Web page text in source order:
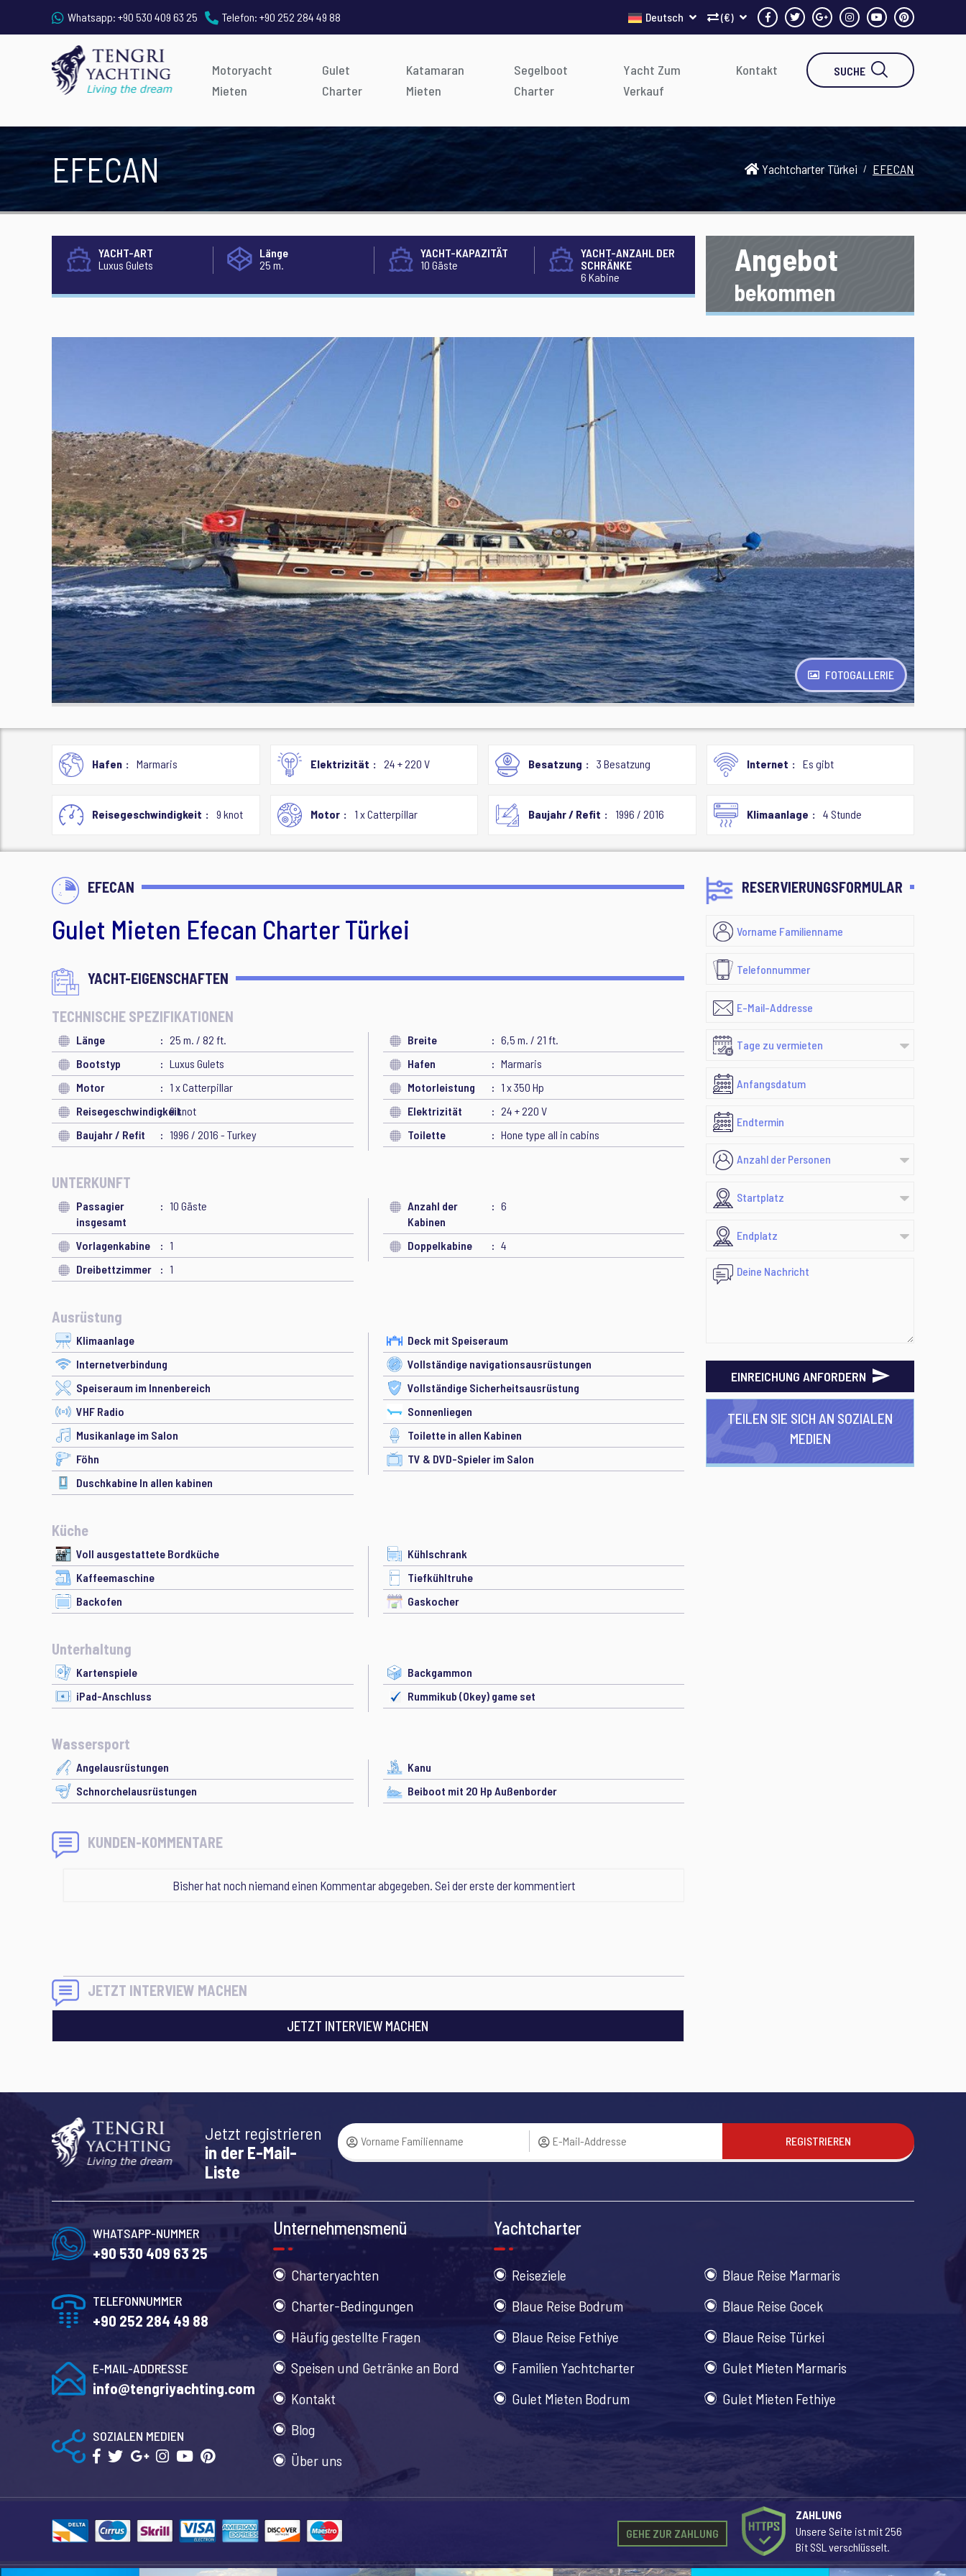
Whatsapp: +90 530 409 63 25 Telefon: +90 252 284 49 88 (€)
Deutsch
Motoryacht
Mieten
Gulet
Charter
Katamaran
Mieten
Segelboot
Charter
Yacht Zum
Verkauf
Kontakt SUCHE
EFECAN Yachtcharter Türkei EFECAN
YACHT-ART
Luxus Gulets
Länge
25 m.
YACHT-KAPAZITÄT
10 Gäste
YACHT-ANZAHL DER
SCHRÄNKE
6 Kabine
Angebot
bekommen
FOTOGALLERIE
Hafen Marmaris Elektrizität 24 + 220 V Besatzung 3 Besatzung Internet Es gibt
Reisegeschwindigkeit 9 knot Motor 1 x Catterpillar Baujahr / Refit 1996 / 2016 Klimaanlage 4 Stunde
EFECAN
Gulet Mieten Efecan Charter Türkei
YACHT-EIGENSCHAFTEN
TECHNISCHE SPEZIFIKATIONEN
Länge 25 m. / 82 ft. Breite
6,5 m. / 21 ft.
Bootstyp
Luxus Gulets Hafen
Marmaris
Motor
1 x Catterpillar Motorleistung
1 x 350 Hp
Reisegeschwindigkeit9 knot Elektrizität
24 + 220 V
Baujahr / Refit
1996 / 2016 - Turkey Toilette Hone type all in cabins
UNTERKUNFT
Passagier
insgesamt
10 Gäste
Anzahl der
Kabinen
6
Vorlagenkabine 1 Doppelkabine
4
Dreibettzimmer
1
Ausrüstung
Klimaanlage
Deck mit Speiseraum
Internetverbindung
Vollständige navigationsausrüstungen
Speiseraum im Innenbereich
Vollständige Sicherheitsausrüstung
VHF Radio
Sonnenliegen
Musikanlage im Salon
Toilette in allen Kabinen
Föhn
TV & DVD-Spieler im Salon
Duschkabine In allen kabinen
Küche
Voll ausgestattete Bordküche
Kühlschrank
Kaffeemaschine
Tiefkühltruhe
Backofen
Gaskocher
Unterhaltung
Kartenspiele
Backgammon
iPad-Anschluss
Rummikub (Okey) game set
Wassersport
Angelausrüstungen
Kanu
Schnorchelausrüstungen
Beiboot mit 20 Hp Außenborder
KUNDEN-KOMMENTARE
Bisher hat noch niemand einen Kommentar abgegeben. Sei der erste der kommentiert
JETZT INTERVIEW MACHEN
JETZT INTERVIEW MACHEN
RESERVIERUNGSFORMULAR
EINREICHUNG ANFORDERN
TEILEN SIE SICH AN SOZIALEN
MEDIEN
Jetzt registrieren
in der E-Mail-
Liste
REGISTRIEREN
WHATSAPP-NUMMER
+90 530 409 63 25
TELEFONNUMMER
+90 252 284 49 88
E-MAIL-ADDRESSE
info@tengriyachting.com
SOZIALEN MEDIEN
Unternehmensmenü
Charteryachten
Charter-Bedingungen
Häufig gestellte Fragen
Speisen und Getränke an Bord
Kontakt
Blog
Über uns
Yachtcharter
Reiseziele
Blaue Reise Marmaris
Blaue Reise Bodrum
Blaue Reise Gocek
Blaue Reise Fethiye
Blaue Reise Türkei
Familien Yachtcharter
Gulet Mieten Marmaris
Gulet Mieten Bodrum
Gulet Mieten Fethiye
ZAHLUNG
Unsere Seite ist mit 256
Bit SSL verschlüsselt.
GEHE ZUR ZAHLUNG